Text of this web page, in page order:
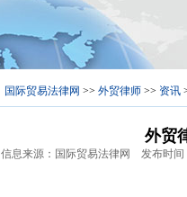
国际贸易法律网 >> 外贸律师 >> 资讯
外贸
信息来源：国际贸易法律网 发布时间